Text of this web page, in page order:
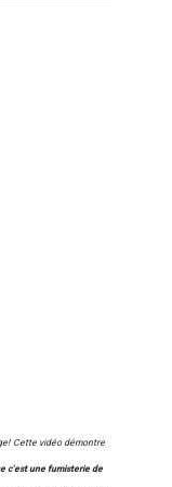
Cette vidéo démontre
c’est une fumisterie de